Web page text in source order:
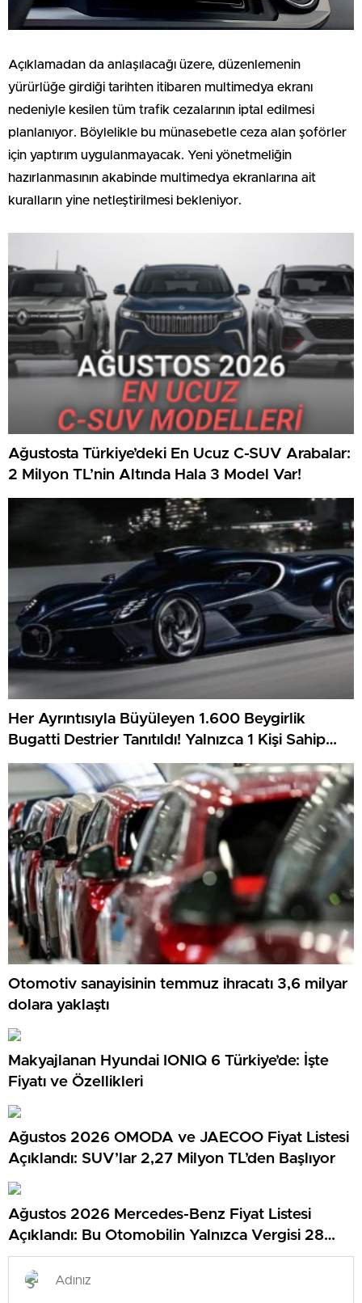
Açıklamadan da anlaşılacağı üzere, düzenlemenin
yürürlüğe girdiği tarihten itibaren multimedya ekranı
nedeniyle kesilen tüm trafik cezalarının iptal edilmesi
planlanıyor. Böylelikle bu münasebetle ceza alan şoförler
için yaptırım uygulanmayacak. Yeni yönetmeliğin
hazırlanmasının akabinde multimedya ekranlarına ait
kuralların yine netleştirilmesi bekleniyor.
Ağustosta Türkiye’deki En Ucuz C-SUV Arabalar:
2 Milyon TL’nin Altında Hala 3 Model Var!
Her Ayrıntısıyla Büyüleyen 1.600 Beygirlik
Bugatti Destrier Tanıtıldı! Yalnızca 1 Kişi Sahip
Olacak
Otomotiv sanayisinin temmuz ihracatı 3,6 milyar
dolara yaklaştı
Makyajlanan Hyundai IONIQ 6 Türkiye’de: İşte
Fiyatı ve Özellikleri
Ağustos 2026 OMODA ve JAECOO Fiyat Listesi
Açıklandı: SUV’lar 2,27 Milyon TL’den Başlıyor
Ağustos 2026 Mercedes-Benz Fiyat Listesi
Açıklandı: Bu Otomobilin Yalnızca Vergisi 28
Milyon TL…